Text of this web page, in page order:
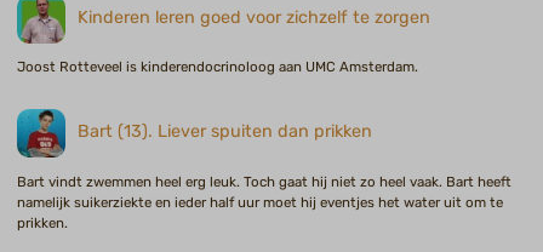
Kinderen leren goed voor zichzelf te zorgen
Joost Rotteveel is kinderendocrinoloog aan UMC Amsterdam.
Bart (13). Liever spuiten dan prikken
Bart vindt zwemmen heel erg leuk. Toch gaat hij niet zo heel vaak. Bart heeft
namelijk suikerziekte en ieder half uur moet hij eventjes het water uit om te
prikken.